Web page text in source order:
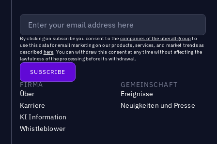
By clicking on subscribe you consent to the companies of the uberall groupto
use this data for email marketing on our products, services, and market trends as
described here. You can withdraw this consent at any time without affecting the
lawfulness of the processing before its withdrawal.
FIRMA
Über
Karriere
KI Information
Whistleblower
GEMEINSCHAFT
Ereignisse
Neuigkeiten und Presse